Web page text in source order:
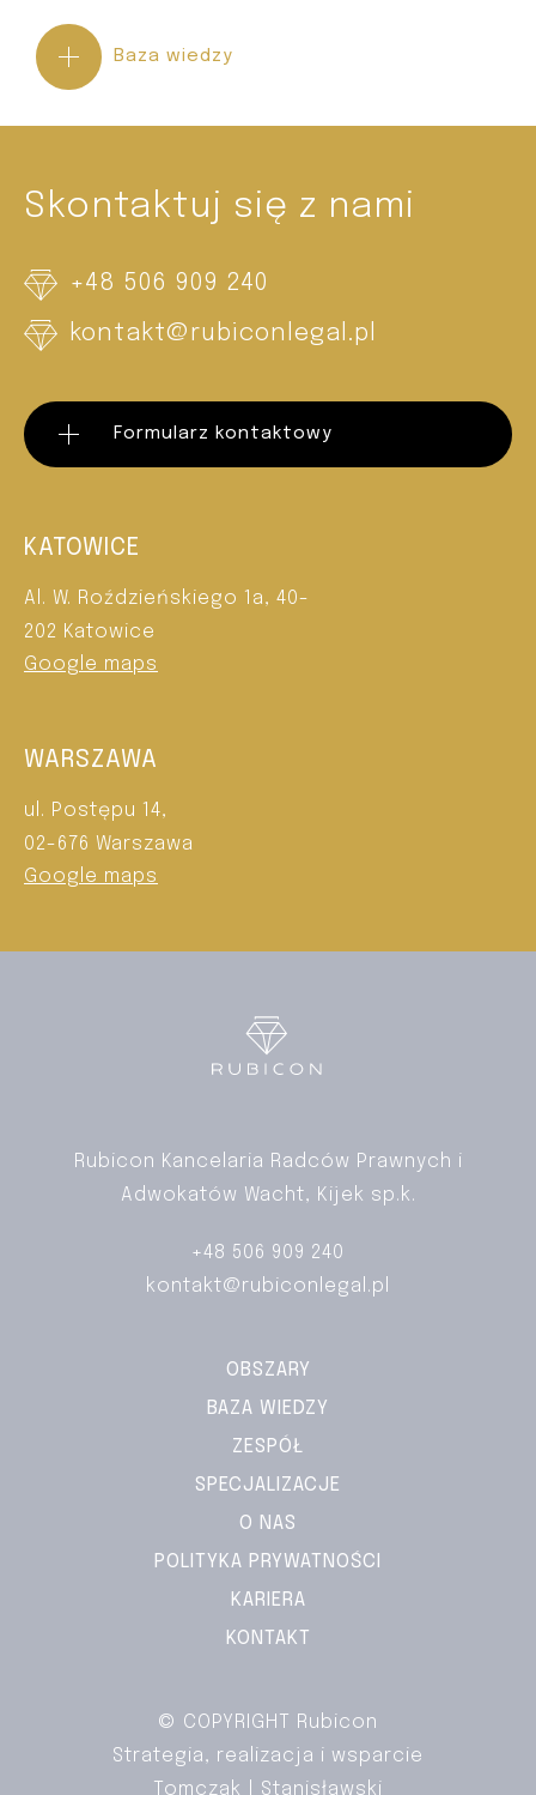
Baza wiedzy
Skontaktuj się z nami
+48 506 909 240
kontakt@rubiconlegal.pl
Formularz kontaktowy
KATOWICE
Al. W. Roździeńskiego 1a, 40-
202 Katowice
Google maps
WARSZAWA
ul. Postępu 14,
02-676 Warszawa
Google maps
Rubicon Kancelaria Radców Prawnych i
Adwokatów Wacht, Kijek sp.k.
+48 506 909 240
kontakt@rubiconlegal.pl
OBSZARY
BAZA WIEDZY
ZESPÓŁ
SPECJALIZACJE
O NAS
POLITYKA PRYWATNOŚCI
KARIERA
KONTAKT
© COPYRIGHT Rubicon
Strategia, realizacja i wsparcie
Tomczak | Stanisławski